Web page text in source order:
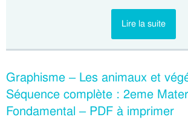
Lire la suite
Graphisme – Les animaux et
Séquence complète : 2eme
Fondamental – PDF à imprimer